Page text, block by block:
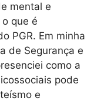
mental e
que é
PGR. Em minha
de Segurança e
como a
pode
e